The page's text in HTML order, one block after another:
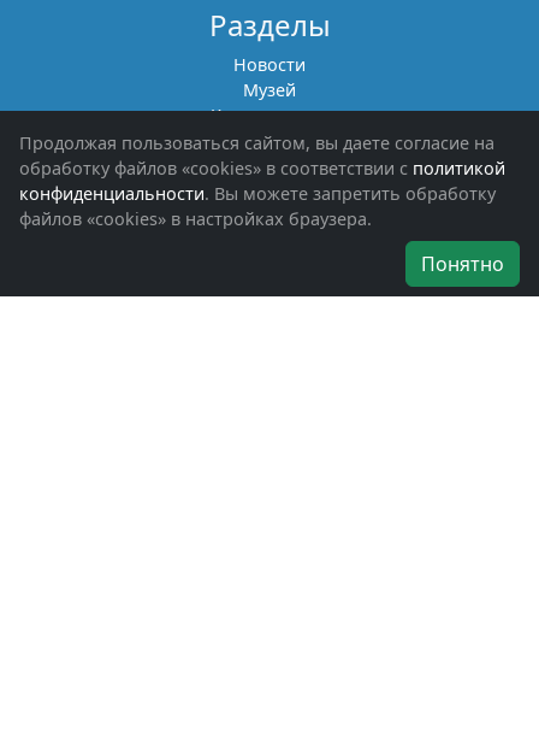
Разделы
Новости
Музей
Книги памяти
Фотоальбомы
Обращения граждан
Помощь участникам СВО и их семьям
Об организации
Наши награды
Продолжая пользоваться сайтом, вы даете согласие на
обработку файлов «cookies» в соответствии с политикой
конфиденциальности. Вы можете запретить обработку
файлов «cookies» в настройках браузера.
Понятно